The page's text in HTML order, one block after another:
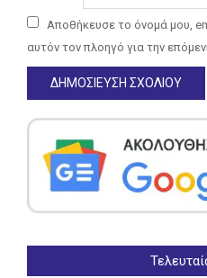
Αποθήκευσε το όνομά μου,
αυτόν τον πλοηγό για την